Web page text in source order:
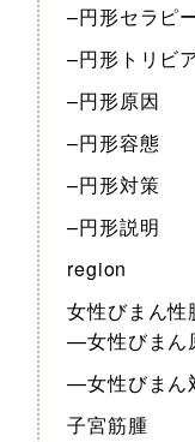
–円形セラピ
–円形トリビ
–円形原因
–円形容態
–円形対策
–円形説明
region
女性びまん性
—女性びまん
—女性びまん
子宮筋腫